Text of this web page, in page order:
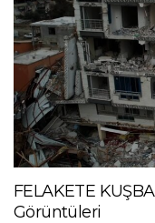
FELAKETE
Görüntüleri